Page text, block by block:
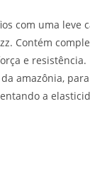
com uma leve
Contém
e resistência.
amazônia,
a